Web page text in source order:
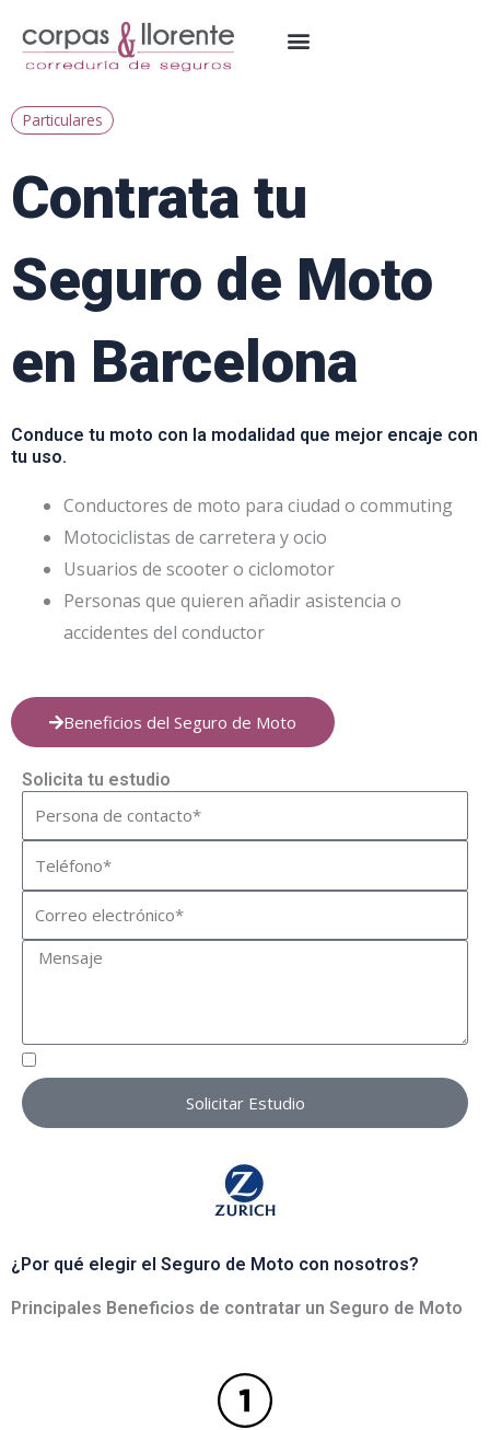
contenido
Particulares
Contrata tu
Seguro de Moto
en Barcelona
Conduce tu moto con la modalidad que mejor encaje con
tu uso.
Conductores de moto para ciudad o commuting
Motociclistas de carretera y ocio
Usuarios de scooter o ciclomotor
Personas que quieren añadir asistencia o
accidentes del conductor
Beneficios del Seguro de Moto
Solicita tu estudio
Nombre
Teléfono
Correo
electrónico
Mensaje
RGPD
Solicitar Estudio
¿Por qué elegir el Seguro de Moto con nosotros?
Principales Beneficios de contratar un Seguro de Moto